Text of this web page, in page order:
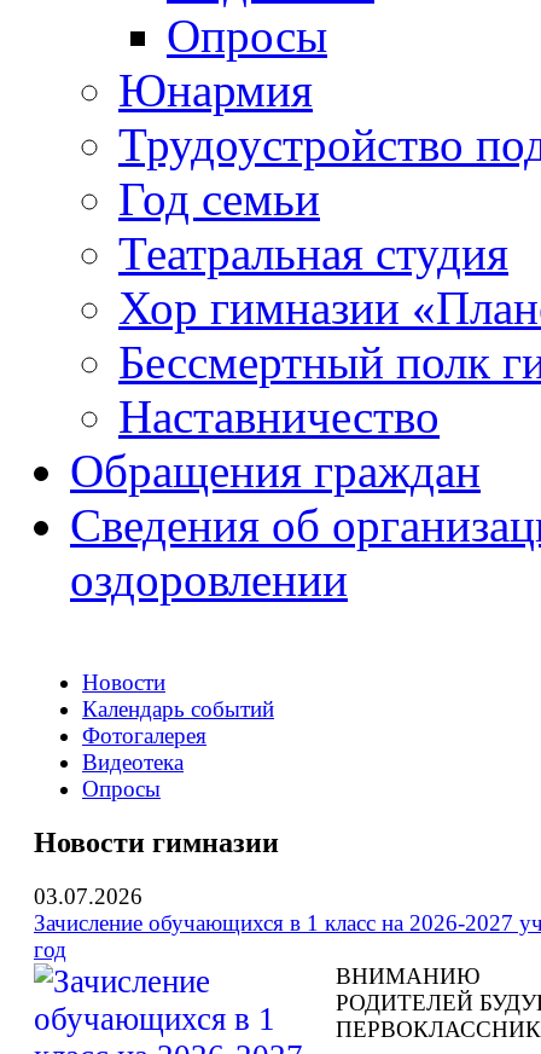
Опросы
Юнармия
Трудоустройство
Год семьи
Театральная студия
Хор гимназии
Бессмертный полк
Наставничество
Обращения граждан
Сведения об
оздоровлении
Новости
Календарь событий
Фотогалерея
Видеотека
Опросы
Новости гимназии
03.07.2026
Зачисление обучающихся в 1 класс на 2026-2027
год
ВНИМАНИЮ
РОДИТЕЛЕЙ